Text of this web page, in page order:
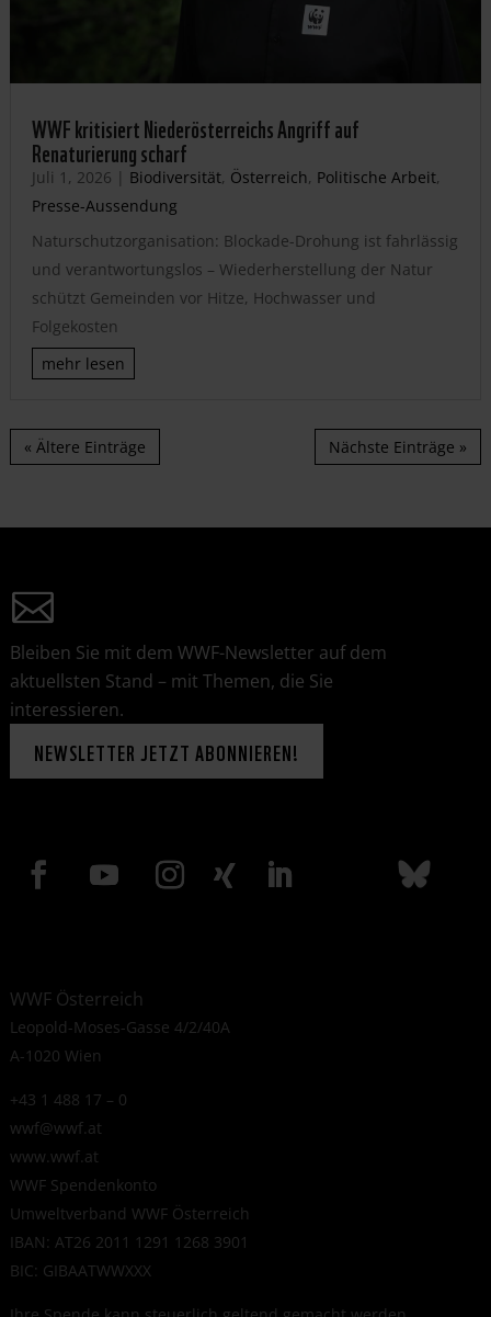
WWF kritisiert Niederösterreichs Angriff auf
Renaturierung scharf
Juli 1, 2026 | Biodiversität, Österreich, Politische Arbeit,
Presse-Aussendung
Naturschutzorganisation: Blockade-Drohung ist fahrlässig
und verantwortungslos – Wiederherstellung der Natur
schützt Gemeinden vor Hitze, Hochwasser und
Folgekosten
mehr lesen
« Ältere Einträge Nächste Einträge »
Bleiben Sie mit dem WWF-Newsletter auf dem
aktuellsten Stand – mit Themen, die Sie
interessieren.
NEWSLETTER JETZT ABONNIEREN!
WWF Österreich
Leopold-Moses-Gasse 4/2/40A
A-1020 Wien
+43 1 488 17 – 0
wwf@wwf.at
www.wwf.at
WWF Spendenkonto
Umweltverband WWF Österreich
IBAN: AT26 2011 1291 1268 3901
BIC: GIBAATWWXXX